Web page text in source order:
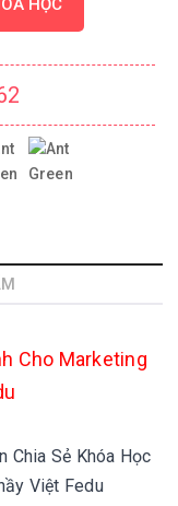
HỌC
Cho Marketing
Chia Sẻ Khóa Học
Việt Fedu